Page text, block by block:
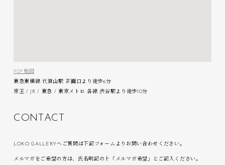
PDF地図
東急東横線 代官山駅 正面口より徒歩6分
京王 / JR / 東急 / 東京メトロ 各線 渋谷駅より徒歩10分
C ON T AC T
LOKO GALLERYへご質問は下記フォームよりお問い合わせください。
メルマガをご希望の方は、氏名明記の上「メルマガ希望」とご記入ください。